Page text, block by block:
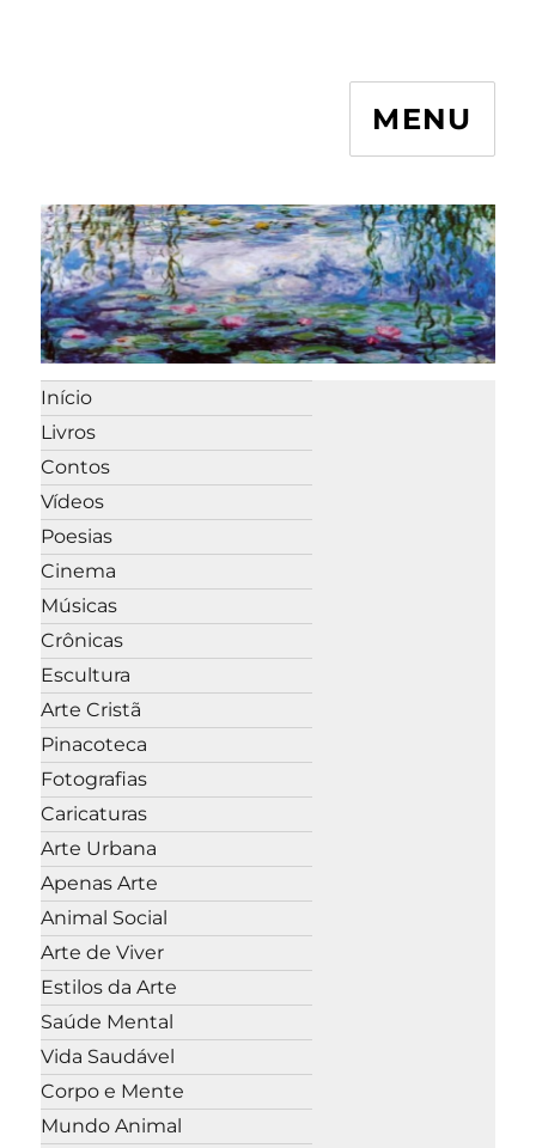
MENU
Início
Livros
Contos
Vídeos
Poesias
Cinema
Músicas
Crônicas
Escultura
Arte Cristã
Pinacoteca
Fotografias
Caricaturas
Arte Urbana
Apenas Arte
Animal Social
Arte de Viver
Estilos da Arte
Saúde Mental
Vida Saudável
Corpo e Mente
Mundo Animal